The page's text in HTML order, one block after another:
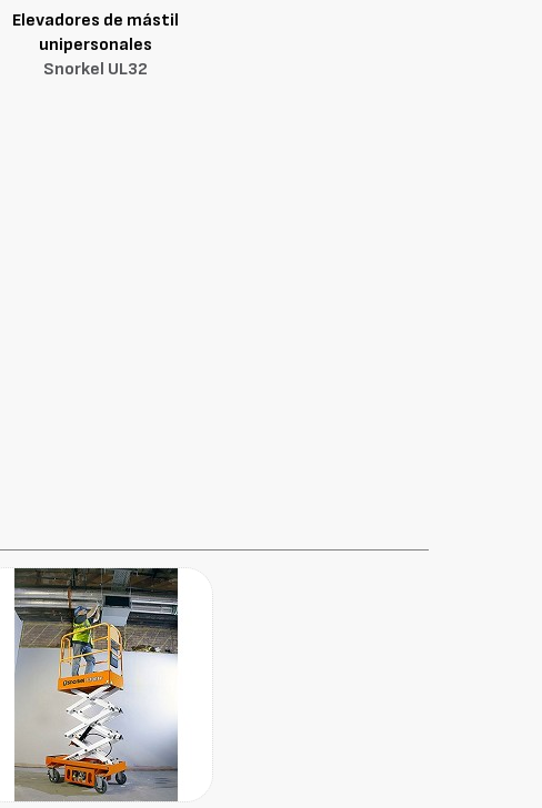
Elevadores de mástil
unipersonales
Snorkel UL32